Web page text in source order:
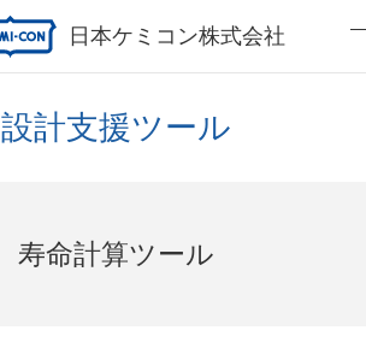
日本ケミコン株式会社
設計支援ツール
寿命計算ツール